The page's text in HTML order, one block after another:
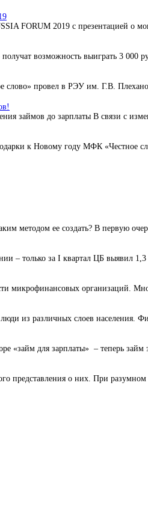
FORUM 2019 с презентацией о
возможность выиграть 3 000
слово» провел в РЭУ им. Г.В.
займов до зарплаты В связи с
к Новому году МФК «Честное
методом ее создать? В первую
– только за I квартал ЦБ выявил
микрофинансовых организаций.
из различных слоев населения.
для зарплаты» – теперь займ
представления о них. При разумном